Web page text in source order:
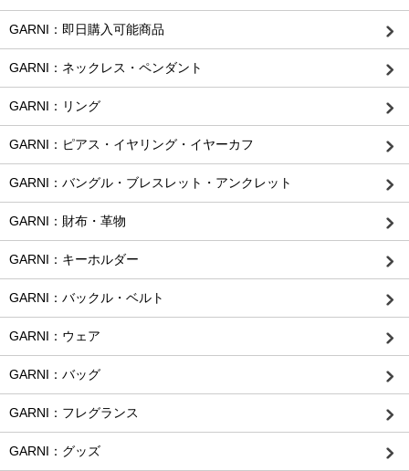
GARNI：即日購入可能商品
GARNI：ネックレス・ペンダント
GARNI：リング
GARNI：ピアス・イヤリング・イヤーカフ
GARNI：バングル・ブレスレット・アンクレット
GARNI：財布・革物
GARNI：キーホルダー
GARNI：バックル・ベルト
GARNI：ウェア
GARNI：バッグ
GARNI：フレグランス
GARNI：グッズ